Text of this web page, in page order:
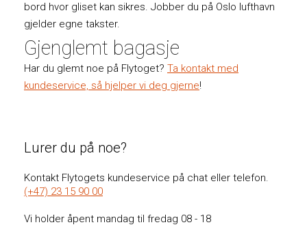
Lurer du på noe?
Kontakt Flytogets kundeservice på chat eller telefon.
(+47) 23 15 90 00
Vi holder åpent mandag til fredag 08 - 18
bord hvor gliset kan sikres. Jobber du på Oslo lufthavn
gjelder egne takster.
Gjenglemt bagasje
Har du glemt noe på Flytoget? Ta kontakt med
kundeservice, så hjelper vi deg gjerne!